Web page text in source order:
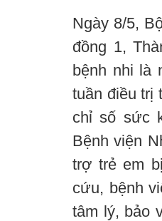
Ngày 8/5,
đồng 1,
bệnh nhi là
tuần điều trị
chỉ số sức
Bệnh viện
trợ trẻ em
cứu, bệnh
tâm lý, bảo